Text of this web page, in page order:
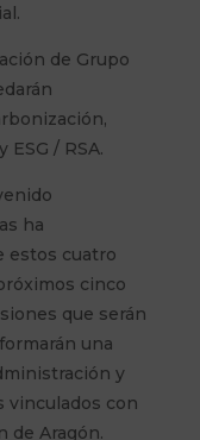
de Grupo
ESG / RSA.
ha
estos cuatro
cinco
que serán
una
y
vinculados con
de Aragón.